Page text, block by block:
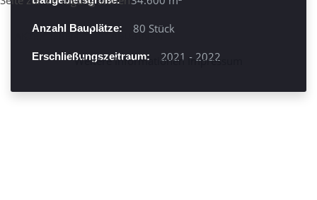
Anzahl Bauplätze: 80 Stück
Erschließungszeitraum: 2021 - 2022
AKZEPTIEREN ABLEHNEN
Weitere Informationen Impressum